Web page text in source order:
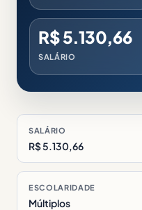
R$ 5.130,66
SALÁRIO
SALÁRIO
R$ 5.130,66
ESCOLARIDADE
Múltiplos